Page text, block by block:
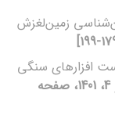
زمین‌لغزش
افزارهای سنگی
[دوره 8، 3 و 4، 1401، صفحه